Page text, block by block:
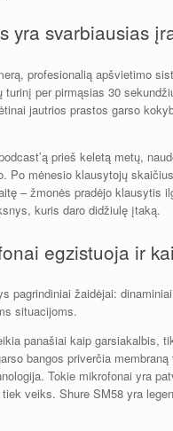
yra svarbiausias
profesionalią apšvietimo
turinį per pirmąsias 30
jautrios prastos garso
prieš keletą metų,
Po mėnesio klausytojų
– žmonės pradėjo klausytis
kuris daro didžiulę įtaką.
egzistuoja ir
pagrindiniai žaidėjai:
situacijoms.
panašiai kaip garsiakalbis,
bangos priverčia
Tokie mikrofonai yra
veiks. Shure SM58 yra